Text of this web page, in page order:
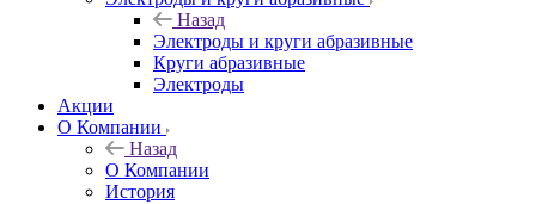
Назад
Электроды и круги абразивные
Круги абразивные
Электроды
Акции
О Компании
Назад
О Компании
История